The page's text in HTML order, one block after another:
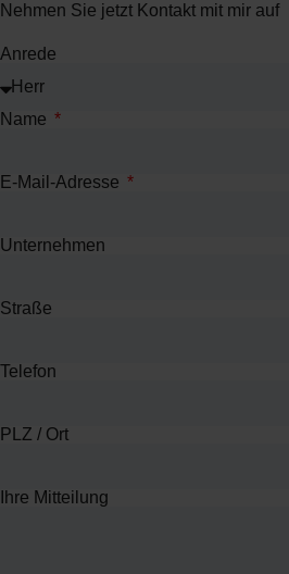
Nehmen Sie jetzt Kontakt mit mir auf
Anrede
Name
E-Mail-Adresse
Unternehmen
Straße
Telefon
PLZ / Ort
Ihre Mitteilung